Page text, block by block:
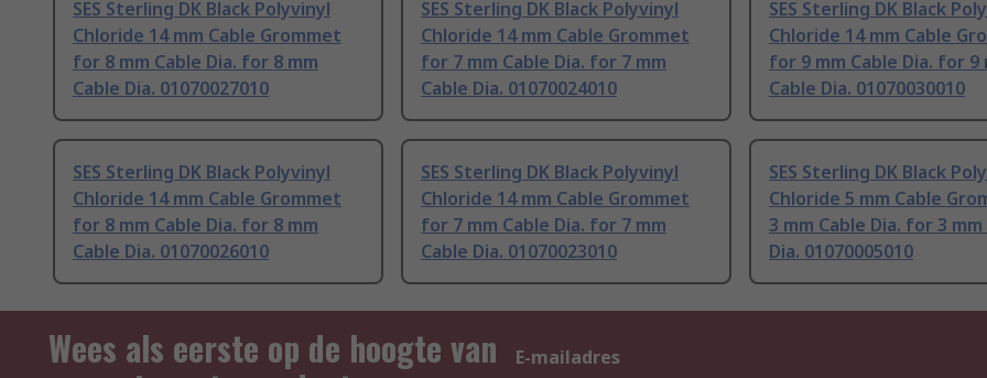
SES Sterling DK Black Polyvinyl
Chloride 14 mm Cable Grommet
for 8 mm Cable Dia. for 8 mm
Cable Dia. 01070027010
SES Sterling DK Black Polyvinyl
Chloride 14 mm Cable Grommet
for 7 mm Cable Dia. for 7 mm
Cable Dia. 01070024010
SES Sterling DK Black
Chloride 14 mm Cable
for 9 mm Cable Dia. for 9
Cable Dia. 01070030010
SES Sterling DK Black Polyvinyl
Chloride 14 mm Cable Grommet
for 8 mm Cable Dia. for 8 mm
Cable Dia. 01070026010
SES Sterling DK Black Polyvinyl
Chloride 14 mm Cable Grommet
for 7 mm Cable Dia. for 7 mm
Cable Dia. 01070023010
SES Sterling DK Black
Chloride 5 mm Cable
3 mm Cable Dia. for 3 mm
Dia. 01070005010
Wees als eerste op de hoogte van
E-mailadres